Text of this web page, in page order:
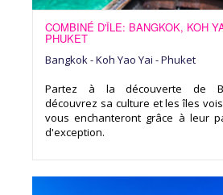
COMBINÉ D'ÎLE: BANGKOK, KOH
PHUKET
Bangkok - Koh Yao Yai - Phuket
Partez à la découverte de
découvrez sa culture et les îles
vous enchanteront grâce à leur
d'exception.